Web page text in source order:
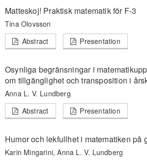
Matteskoj! Praktisk matematik för F-3
Tina Olovsson
Abstract
Presentation
Osynliga begränsningar i
om tillgänglighet och transposition i
Anna L. V. Lundberg
Abstract
Presentation
Humor och lekfullhet i matematiken på
Karin Mingarini, Anna L. V. Lundberg